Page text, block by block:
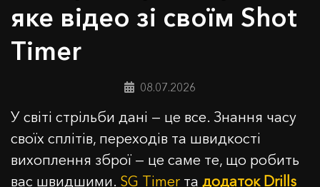
яке відео зі своїм Shot
Timer
08.07.2026
У світі стрільби дані — це все. Знання часу
своїх сплітів, переходів та швидкості
вихоплення зброї — це саме те, що робить
вас швидшими. SG Timer та додаток Drills